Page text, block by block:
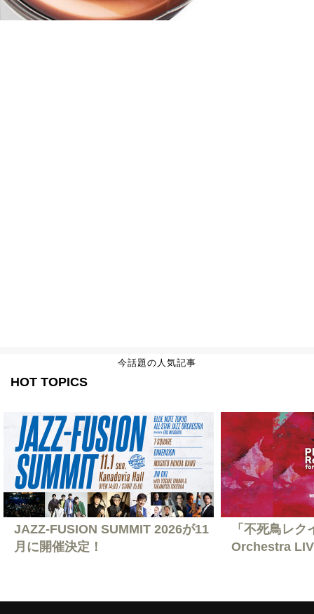
今話題の人気記事
HOT TOPICS
JAZZ-FUSION SUMMIT 2026が11
月に開催決定！
「不死鳥レ
Orchestra